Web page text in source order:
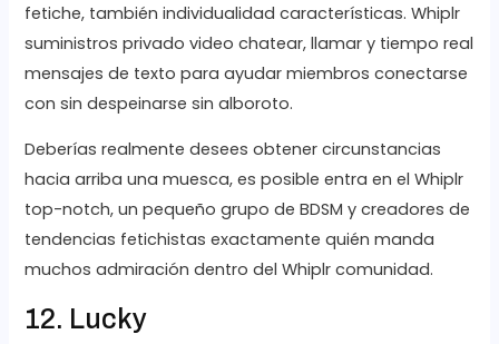
fetiche, también individualidad características. Whiplr
suministros privado video chatear, llamar y tiempo real
mensajes de texto para ayudar miembros conectarse
con sin despeinarse sin alboroto.
Deberías realmente desees obtener circunstancias
hacia arriba una muesca, es posible entra en el Whiplr
top-notch, un pequeño grupo de BDSM y creadores de
tendencias fetichistas exactamente quién manda
muchos admiración dentro del Whiplr comunidad.
12. Lucky